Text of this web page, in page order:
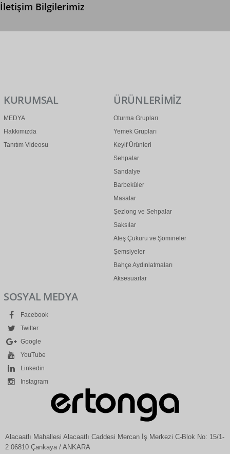
İletişim Bilgilerimiz
KURUMSAL
MEDYA
Hakkımızda
Tanıtım Videosu
ÜRÜNLERİMİZ
Oturma Grupları
Yemek Grupları
Keyif Ürünleri
Sehpalar
Sandalye
Barbeküler
Masalar
Şezlong ve Sehpalar
Saksılar
Ateş Çukuru ve Şömineler
Şemsiyeler
Bahçe Aydınlatmaları
Aksesuarlar
SOSYAL MEDYA
Facebook
Twitter
Google
YouTube
Linkedin
Instagram
Alacaatlı Mahallesi Alacaatlı Caddesi Mercan İş Merkezi C-Blok No: 15/1-
2 06810 Çankaya / ANKARA